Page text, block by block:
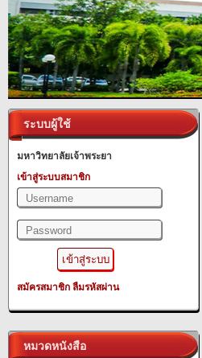
ระบบผู้ใช้
มหาวิทยาลัยเจ้าพระยา
เข้าสู่ระบบสมาชิก
สมัครสมาชิก ลืมรหัสผ่าน
หมวดหนังสือ